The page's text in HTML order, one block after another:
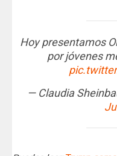
Hoy presentamos
por jóvenes
— Claudia